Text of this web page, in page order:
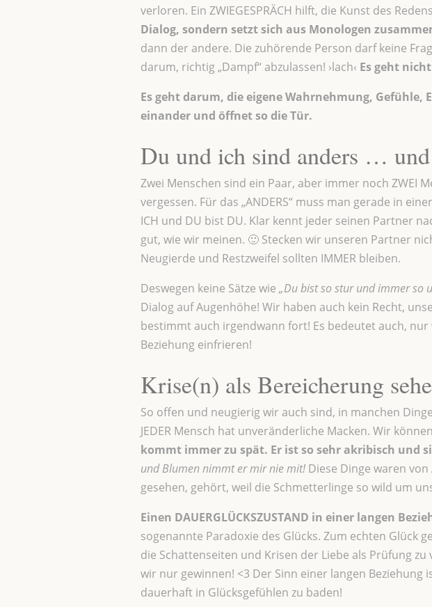
verloren. Ein ZWIEGESPRÄCH hilft, die Kunst des
Dialog, sondern setzt sich aus Monologen
dann der andere. Die zuhörende Person darf keine
darum, richtig „Dampf“ abzulassen! ›lach‹ Es geht
Es geht darum, die eigene Wahrnehmung,
einander und öffnet so die Tür.
Du und ich sind anders …
Zwei Menschen sind ein Paar, aber immer noch ZWEI
vergessen. Für das „ANDERS“ muss man gerade in
ICH und DU bist DU. Klar kennt jeder seinen Partner
gut, wie wir meinen. 🙂 Stecken wir unseren Partner
Neugierde und Restzweifel sollten IMMER bleiben.
Deswegen keine Sätze wie „Du bist so stur und immer so
Dialog auf Augenhöhe! Wir haben auch kein Recht,
bestimmt auch irgendwann fort! Es bedeutet auch,
Beziehung einfrieren!
Krise(n) als Bereicherung
So offen und neugierig wir auch sind, in manchen
JEDER Mensch hat unveränderliche Macken. Wir
kommt immer zu spät. Er ist so sehr akribisch und
und Blumen nimmt er mir nie mit! Diese Dinge waren
gesehen, gehört, weil die Schmetterlinge so wild um
Einen DAUERGLÜCKSZUSTAND in einer langen
sogenannte Paradoxie des Glücks. Zum echten Glück
die Schattenseiten und Krisen der Liebe als Prüfung
wir nur gewinnen! <3 Der Sinn einer langen
dauerhaft in Glücksgefühlen zu baden!